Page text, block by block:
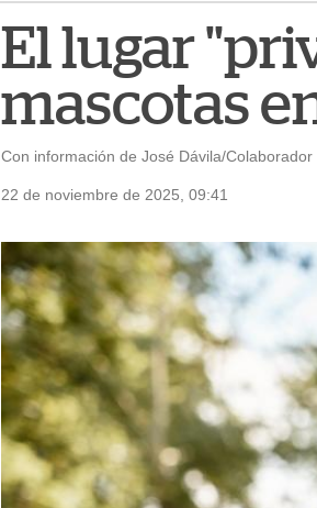
El lugar
mascotas
Con información de José Dávila/Colaborador
22 de noviembre de 2025, 09:41